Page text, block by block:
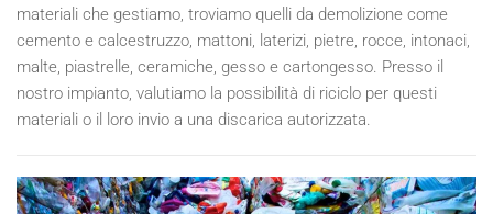
materiali che gestiamo, troviamo quelli da demolizione come
cemento e calcestruzzo, mattoni, laterizi, pietre, rocce, intonaci,
malte, piastrelle, ceramiche, gesso e cartongesso. Presso il
nostro impianto, valutiamo la possibilità di riciclo per questi
materiali o il loro invio a una discarica autorizzata.